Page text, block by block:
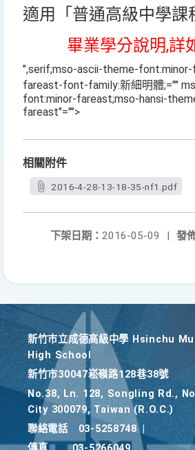
適用「普通高級中學課
畢業學分說明,詳
",serif;mso-ascii-theme-
fareast-font-family:新細明體;=""
font:minor-fareast;mso-hansi-
fareast"="">
相關附件
2016-4-28-13-18-35-nf1.pdf
發
下架日期： 2016-05-09
|
新竹巿立成德高級中學 Hsinchu
High School
新竹巿30047崧嶺路128巷38號
No.38, Ln. 128, Songling Rd.,
City 300079, Taiwan (R.O.C.)
聯絡電話
03-5258748